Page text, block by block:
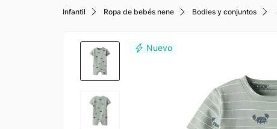
Infantil Ropa de bebés nene Bodies y conjuntos